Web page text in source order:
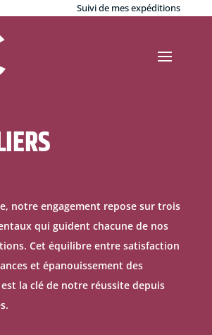
Suivi de mes expéditions
notre engagement repose sur trois
qui guident chacune de nos
Cet équilibre entre satisfaction
et épanouissement des
la clé de notre réussite depuis